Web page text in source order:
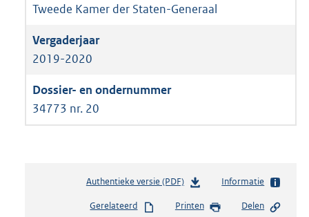
Tweede Kamer der Staten-Generaal
2019-2020
34773 nr. 20
Authentieke versie (PDF)b
s
Informatie
Gerelateerd Printen Delen